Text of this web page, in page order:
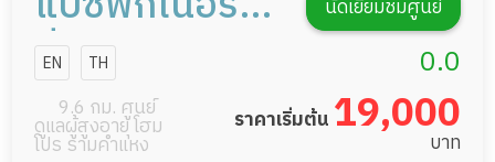
นัดเยี่ยมชมศูนย์
ซิ่งโฮม
EN TH 0.0
9.6 กม. ศูนย์
ดูแลผู้สูงอายุ โฮม
โปร รามคำแหง
ราคาเริ่มต้น 19,000
บาท